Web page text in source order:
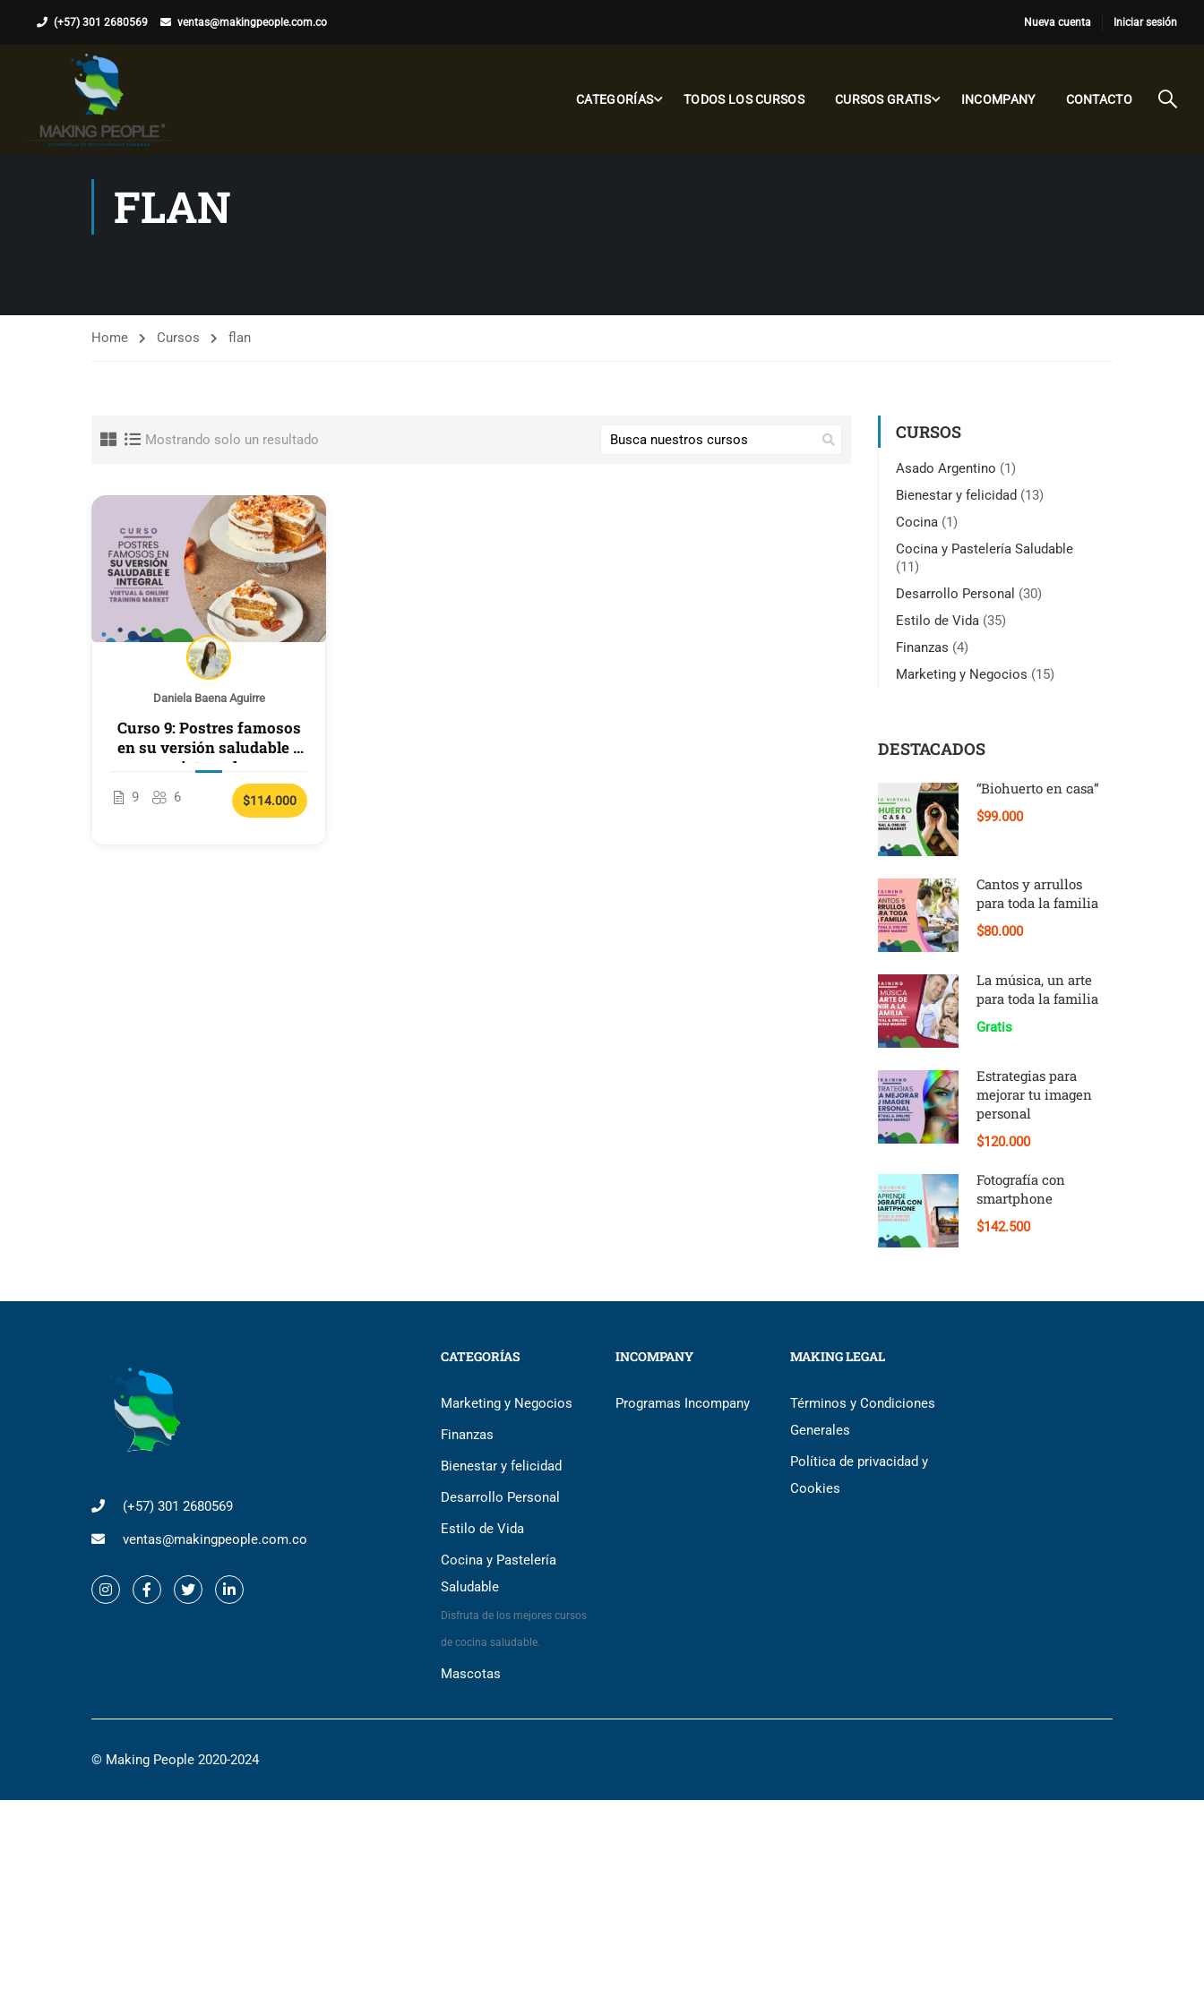
(+57) 301 2680569 ventas@makingpeople.com.co Nueva cuenta Iniciar sesión
CATEGORÍAS TODOS LOS CURSOS CURSOS GRATIS INCOMPANY CONTACTO
FLAN
Home Cursos flan
Mostrando solo un resultado
Daniela Baena Aguirre
Curso 9: Postres famosos
en su versión saludable e
integral
9 6 $114.000
CURSOS
Asado Argentino (1)
Bienestar y felicidad (13)
Cocina (1)
Cocina y Pastelería Saludable
(11)
Desarrollo Personal (30)
Estilo de Vida (35)
Finanzas (4)
Marketing y Negocios (15)
DESTACADOS
“Biohuerto en casa”
$99.000
Cantos y arrullos
para toda la familia
$80.000
La música, un arte
para toda la familia
Gratis
Estrategias para
mejorar tu imagen
personal
$120.000
Fotografía con
smartphone
$142.500
(+57) 301 2680569
ventas@makingpeople.com.co
CATEGORÍAS
Marketing y Negocios
Finanzas
Bienestar y felicidad
Desarrollo Personal
Estilo de Vida
Cocina y Pastelería
Saludable
Disfruta de los mejores cursos
de cocina saludable.
Mascotas
INCOMPANY
Programas Incompany
MAKING LEGAL
Términos y Condiciones
Generales
Política de privacidad y
Cookies
© Making People 2020-2024